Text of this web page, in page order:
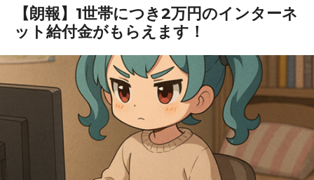
【朗報】1世帯につき2万円のインターネ
ット給付金がもらえます！